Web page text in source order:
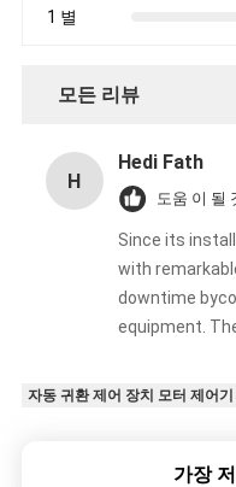
1 별
모든 리뷰
H
Hedi Fath
도움 이 될
Since its
with
downtime
equipment.
significantly,
the transition
자동 귀환 제어 장치 모터 제어
가장